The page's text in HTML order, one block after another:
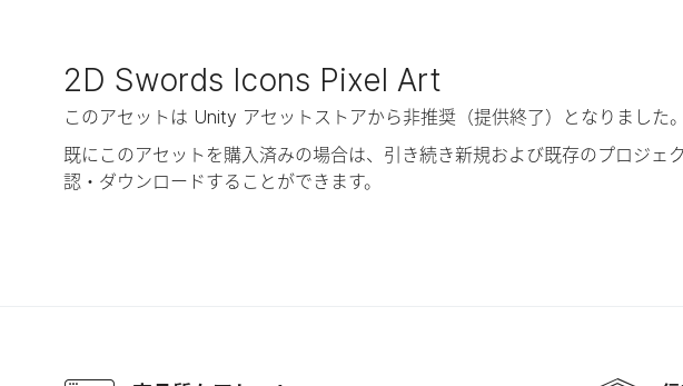
2D Swords Icons Pixel Art
このアセットは Unity アセットストアから非推奨（提供終了）となりました
既にこのアセットを購入済みの場合は、引き続き新規および既存のプロジェ
認・ダウンロードすることができます。